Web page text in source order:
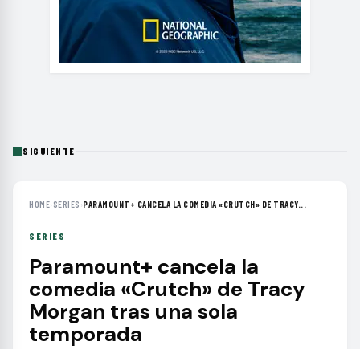
SIGUIENTE
HOME› SERIES ›PARAMOUNT+ CANCELA LA COMEDIA «CRUTCH» DE TRACY...
SERIES
Paramount+ cancela la
comedia «Crutch» de Tracy
Morgan tras una sola
temporada